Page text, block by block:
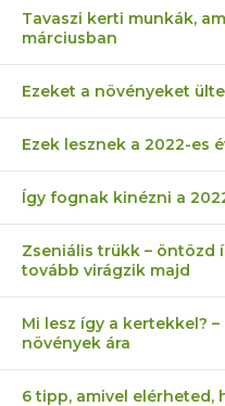
Tavaszi kerti munkák,
márciusban
Ezeket a növényeket
Ezek lesznek a 2022-es
Így fognak kinézni a
Zseniális trükk – öntözd
tovább virágzik majd
Mi lesz így a kertekkel?
növények ára
6 tipp, amivel elérheted,